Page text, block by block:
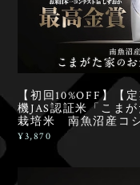
【初回10%OFF】【
機JAS認証米「こま
栽培米 南魚沼産コ
¥3,870